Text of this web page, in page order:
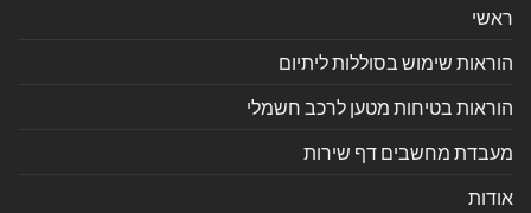
ראשי
הוראות שימוש בסוללות ליתיום
הוראות בטיחות מטען לרכב חשמלי
מעבדת מחשבים דף שירות
אודות